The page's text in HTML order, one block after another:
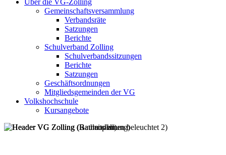
Über die VG-Zolling
Gemeinschaftsversammlung
Verbandsräte
Satzungen
Berichte
Schulverband Zolling
Schulverbandssitzungen
Berichte
Satzungen
Geschäftsordnungen
Mitgliedsgemeinden der VG
Volkshochschule
Kursangebote